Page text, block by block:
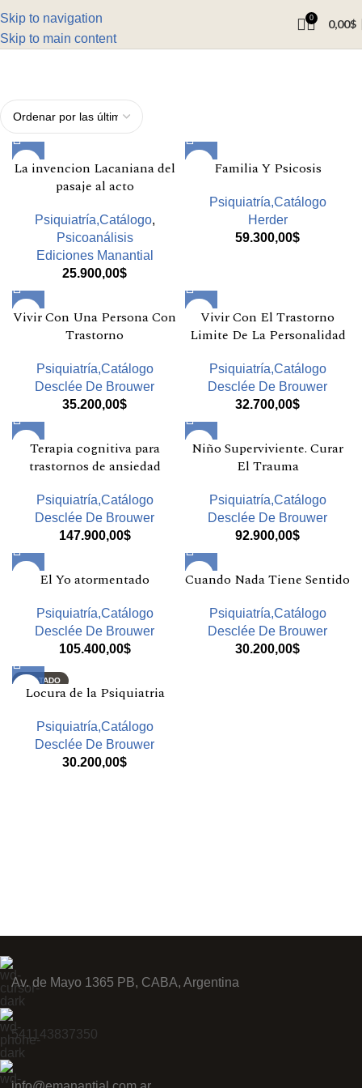
Skip to navigation
Skip to main content
0 0,00$
La invencion Lacaniana del
pasaje al acto
Psiquiatría,Catálogo,
Psicoanálisis
Ediciones Manantial
25.900,00$
Familia Y Psicosis
Psiquiatría,Catálogo
Herder
59.300,00$
Vivir Con Una Persona Con
Trastorno
Psiquiatría,Catálogo
Desclée De Brouwer
35.200,00$
Vivir Con El Trastorno
Limite De La Personalidad
Psiquiatría,Catálogo
Desclée De Brouwer
32.700,00$
Terapia cognitiva para
trastornos de ansiedad
Psiquiatría,Catálogo
Desclée De Brouwer
147.900,00$
Niño Superviviente. Curar
El Trauma
Psiquiatría,Catálogo
Desclée De Brouwer
92.900,00$
El Yo atormentado
Psiquiatría,Catálogo
Desclée De Brouwer
105.400,00$
Cuando Nada Tiene Sentido
Psiquiatría,Catálogo
Desclée De Brouwer
30.200,00$
AGOTADO
Locura de la Psiquiatria
Psiquiatría,Catálogo
Desclée De Brouwer
30.200,00$
Av. de Mayo 1365 PB, CABA, Argentina
541143837350